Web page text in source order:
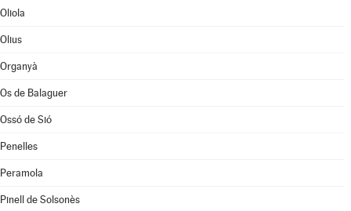
Oliola
Olius
Organyà
Os de Balaguer
Ossó de Sió
Penelles
Peramola
Pinell de Solsonès